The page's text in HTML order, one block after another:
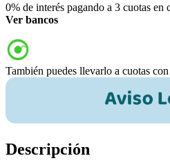
0% de interés pagando a 3 cuotas en
Ver bancos
También puedes llevarlo a cuotas con
Descripción